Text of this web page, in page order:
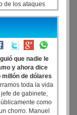
de los ataques
islámica y,
de
que nadie le
y ahora dice
millón de dólares
toda la vida
de gabinete,
como
chorro. Manuel